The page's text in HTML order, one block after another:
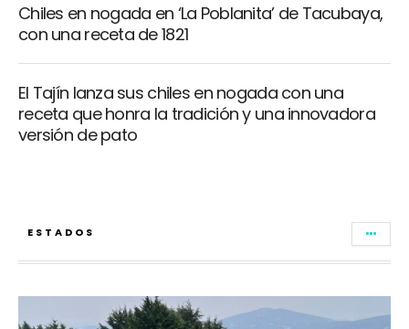
Chiles en nogada en ‘La Poblanita’ de Tacubaya,
con una receta de 1821
El Tajín lanza sus chiles en nogada con una
receta que honra la tradición y una innovadora
versión de pato
ESTADOS